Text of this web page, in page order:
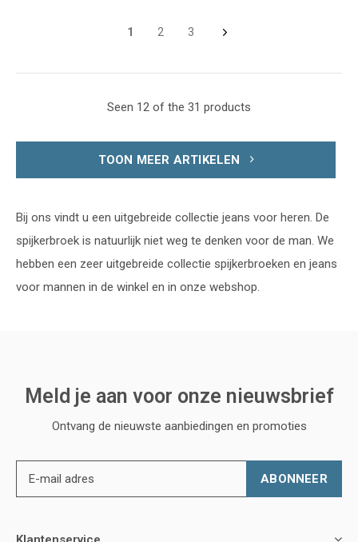
1 2 3
Seen 12 of the 31 products
TOON MEER ARTIKELEN
Bij ons vindt u een uitgebreide collectie jeans voor heren. De
spijkerbroek is natuurlijk niet weg te denken voor de man. We
hebben een zeer uitgebreide collectie spijkerbroeken en jeans
voor mannen in de winkel en in onze webshop.
Meld je aan voor onze nieuwsbrief
Ontvang de nieuwste aanbiedingen en promoties
ABONNEER